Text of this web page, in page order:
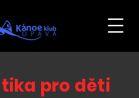
pro děti